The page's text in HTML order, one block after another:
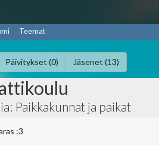
Teemat
Päivitykset (0) Jäsenet (13)
Paikkakunnat ja paikat
:3